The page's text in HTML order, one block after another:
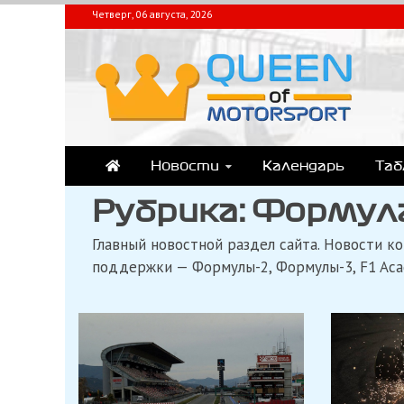
Перейти
к
содержимому
Четверг, 06 августа, 2026
QUEEN-OF-
Аналитика, статистика, трансляции Формулы-1 (Ф2/Ф3/F1
Новости Календарь
Рубрика:
Главный новостной раздел сайта. Новости
поддержки — Формулы-2, Формулы-3, F1